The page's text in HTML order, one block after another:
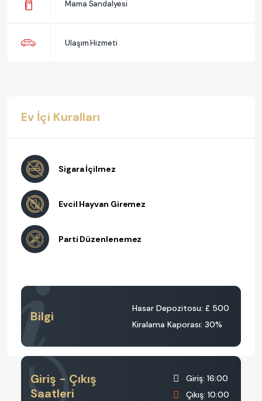
Mama Sandalyesi
Ulaşım Hizmeti
Ev İçi Kuralları
Sigara İçilmez
Evcil Hayvan Giremez
Parti Düzenlenemez
Bilgi
Hasar Depozitosu: £ 500
Kiralama Kaporası: 30%
Giriş - Çıkış
Saatleri
Giriş: 16:00
Çıkış: 10:00